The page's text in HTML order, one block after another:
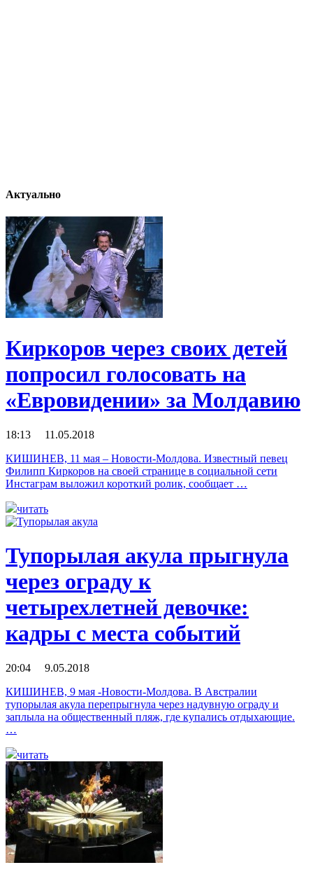
Актуально
Киркоров через своих детей
попросил голосовать на
«Евровидении» за Молдавию
18:13 11.05.2018
КИШИНЕВ, 11 мая – Новости-Молдова. Известный певец
Филипп Киркоров на своей странице в социальной сети
Инстаграм выложил короткий ролик, сообщает …
читать
Тупорылая акула прыгнула
через ограду к
четырехлетней девочке:
кадры с места событий
20:04 9.05.2018
КИШИНЕВ, 9 мая -Новости-Молдова. В Австралии
тупорылая акула перепрыгнула через надувную ограду и
заплыла на общественный пляж, где купались отдыхающие.
…
читать